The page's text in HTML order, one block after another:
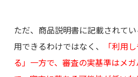
ただ、商品説明書に記載されて
用できるわけではなく、
「利用
る」一方で、審査の実基準はメ